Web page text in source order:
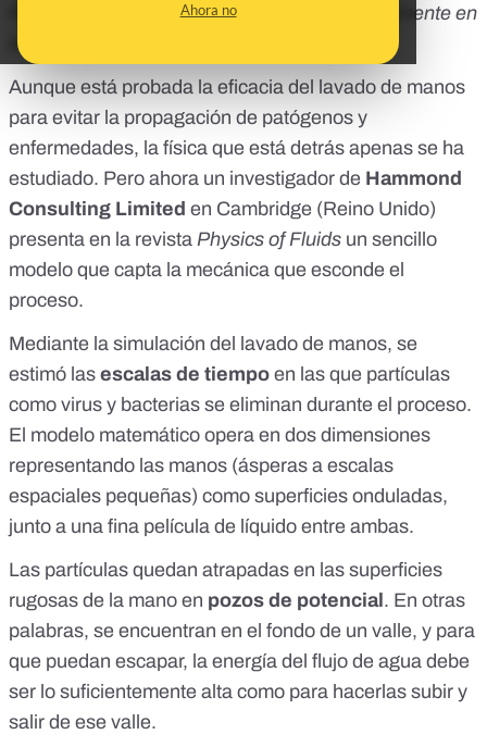
Ahora no
Republicamos este artículo publicado originalmente en
la
Aunque está probada la eficacia del lavado de manos
para evitar la propagación de patógenos y
enfermedades, la física que está detrás apenas se ha
estudiado. Pero ahora un investigador de Hammond
Consulting Limited en Cambridge (Reino Unido)
presenta en la revista Physics of Fluids un sencillo
modelo que capta la mecánica que esconde el
proceso.
Mediante la simulación del lavado de manos, se
estimó las escalas de tiempo en las que partículas
como virus y bacterias se eliminan durante el proceso.
El modelo matemático opera en dos dimensiones
representando las manos (ásperas a escalas
espaciales pequeñas) como superficies onduladas,
junto a una fina película de líquido entre ambas.
Las partículas quedan atrapadas en las superficies
rugosas de la mano en pozos de potencial . En otras
palabras, se encuentran en el fondo de un valle, y para
que puedan escapar, la energía del flujo de agua debe
ser lo suficientemente alta como para hacerlas subir y
salir de ese valle.